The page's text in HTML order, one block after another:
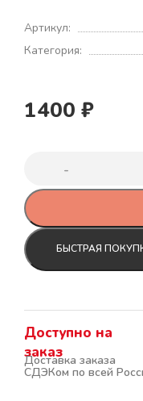
1400 ₽
Доступно на
заказ
БЫСТРАЯ
Доставка заказа
СДЭКом по всей
Артикул:
Категория: